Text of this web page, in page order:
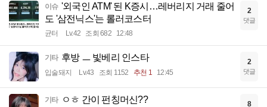
이슈 '외국인 ATM' 된 K증시…레버리지 거래 줄어
도 '삼전닉스'는 롤러코스터
균터 Lv.42 조회 682 12:48
2
댓글
기타 후방 ㅡ 빛베리 인스타
입술돼지 Lv.43 조회 1152 추천 1 12:45
2
댓글
기타 ㅇㅎ 간이 펀칭머신?? 8